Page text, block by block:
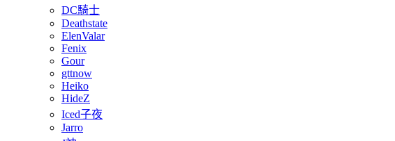
DC騎士
Deathstate
ElenValar
Fenix
Gour
gttnow
Heiko
HideZ
Iced子夜
Jarro